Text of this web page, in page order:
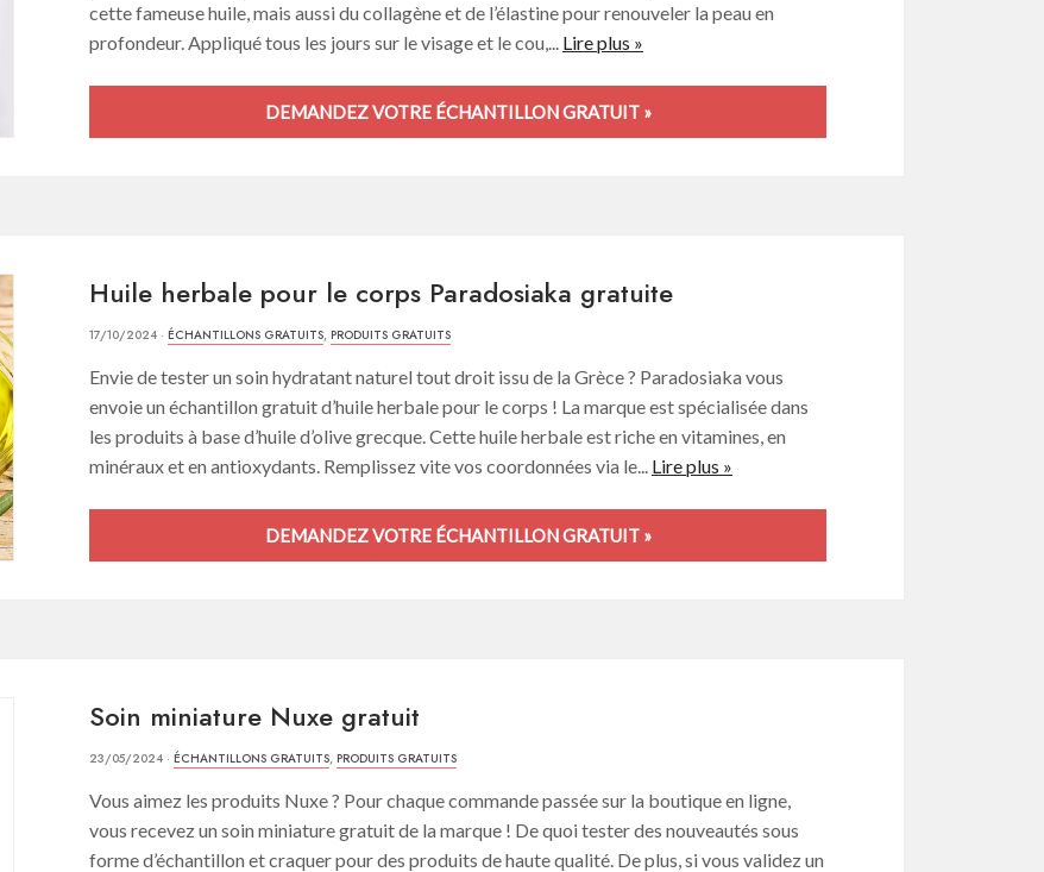
cette fameuse huile, mais aussi du collagène et de l’élastine pour renouveler la peau en
profondeur. Appliqué tous les jours sur le visage et le cou,... Lire plus »
DEMANDEZ VOTRE ÉCHANTILLON GRATUIT »
Huile herbale pour le corps Paradosiaka gratuite
17/10/2024 · ÉCHANTILLONS GRATUITS, PRODUITS GRATUITS
Envie de tester un soin hydratant naturel tout droit issu de la Grèce ? Paradosiaka vous
envoie un échantillon gratuit d’huile herbale pour le corps ! La marque est spécialisée dans
les produits à base d’huile d’olive grecque. Cette huile herbale est riche en vitamines, en
minéraux et en antioxydants. Remplissez vite vos coordonnées via le... Lire plus »
DEMANDEZ VOTRE ÉCHANTILLON GRATUIT »
Soin miniature Nuxe gratuit
23/05/2024 · ÉCHANTILLONS GRATUITS, PRODUITS GRATUITS
Vous aimez les produits Nuxe ? Pour chaque commande passée sur la boutique en ligne,
vous recevez un soin miniature gratuit de la marque ! De quoi tester des nouveautés sous
forme d’échantillon et craquer pour des produits de haute qualité. De plus, si vous validez un